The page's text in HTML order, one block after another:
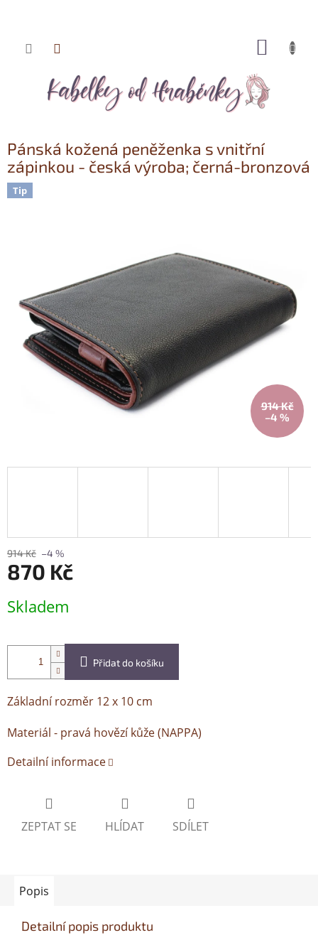
Přejít
Pánská kožená peněženka s vnitřní
zápinkou - česká výroba; černá-bronzová
Tip
914 Kč
–4 %
914 Kč –4 %
870 Kč
cena:
Skladem
Přidat do košíku
Základní rozměr 12 x 10 cm
Materiál - pravá hovězí kůže (NAPPA)
Detailní informace
ZEPTAT SE HLÍDAT SDÍLET
Popis
Detailní popis produktu